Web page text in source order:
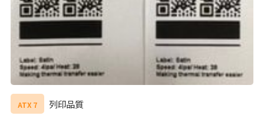
ATX 7 列印品質